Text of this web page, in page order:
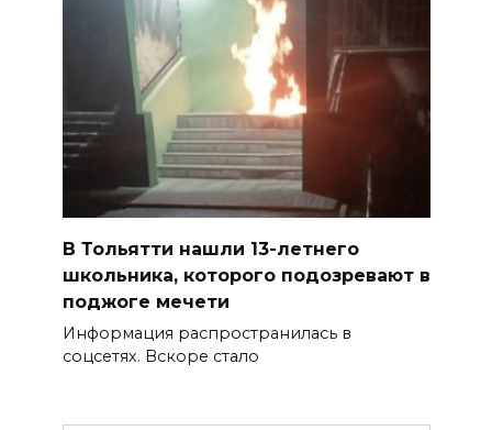
В Тольятти нашли 13-летнего
школьника, которого подозревают в
поджоге мечети
Информация распространилась в
соцсетях. Вскоре стало